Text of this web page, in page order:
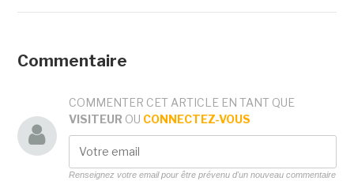
Commentaire
COMMENTER CET ARTICLE EN TANT QUE
VISITEUR OU CONNECTEZ-VOUS
Renseignez votre email pour être prévenu d'un nouveau commentaire